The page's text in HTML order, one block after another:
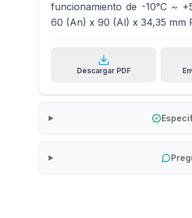
funcionamiento de -10°C ~
60 (An) x 90 (Al) x 34,35 mm
Descargar PDF